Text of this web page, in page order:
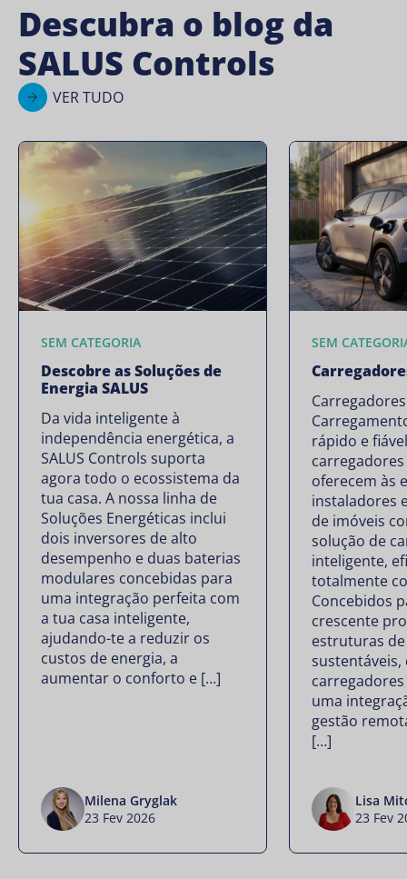
Descubra o blog da
SALUS Controls
VER TUDO
SEM CATEGORIA
Descobre as Soluções de
Energia SALUS
Da vida inteligente à
independência energética, a
SALUS Controls suporta
agora todo o ecossistema da
tua casa. A nossa linha de
Soluções Energéticas inclui
dois inversores de alto
desempenho e duas baterias
modulares concebidas para
uma integração perfeita com
a tua casa inteligente,
ajudando-te a reduzir os
custos de energia, a
aumentar o conforto e […]
Milena Gryglak
23 Fev 2026
SEM
Carregadores
rápido e
carregadores
oferecem às
instaladores
de imóveis
solução de
inteligente,
totalmente
Concebidos
crescente
estruturas
sustentáveis,
uma
gestão
[…]
Lisa
23 Fev